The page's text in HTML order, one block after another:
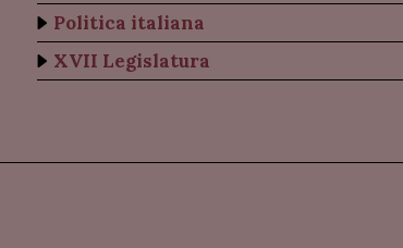
Politica italiana
XVII Legislatura